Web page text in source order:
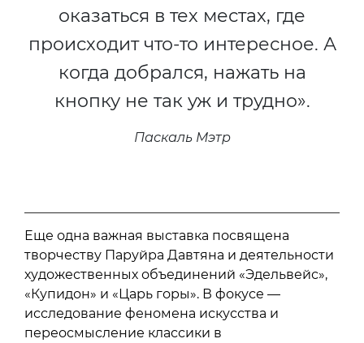
оказаться в тех местах, где
происходит что-то интересное. А
когда добрался, нажать на
кнопку не так уж и трудно».
Паскаль Мэтр
Еще одна важная выставка посвящена
творчеству Паруйра Давтяна и деятельности
художественных объединений «Эдельвейс»,
«Купидон» и «Царь горы». В фокусе —
исследование феномена искусства и
переосмысление классики в